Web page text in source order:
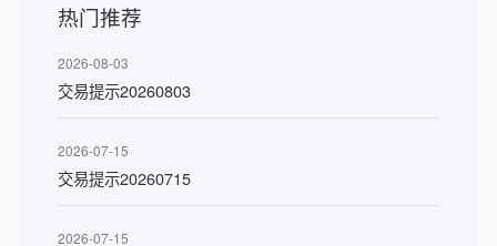
热门推荐
2026-08-03
交易提示20260803
2026-07-15
交易提示20260715
2026-07-15